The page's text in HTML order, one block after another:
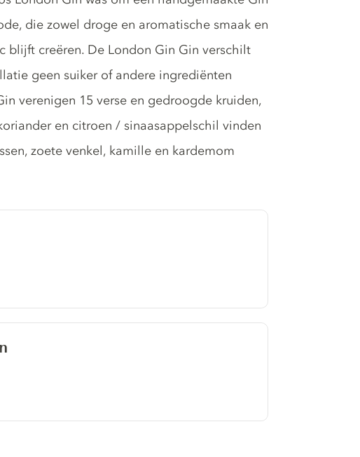
die zowel droge en aromatische smaak en
blijft creëren. De London Gin Gin verschilt
geen suiker of andere ingrediënten
verenigen 15 verse en gedroogde kruiden,
en citroen / sinaasappelschil vinden
zoete venkel, kamille en kardemom